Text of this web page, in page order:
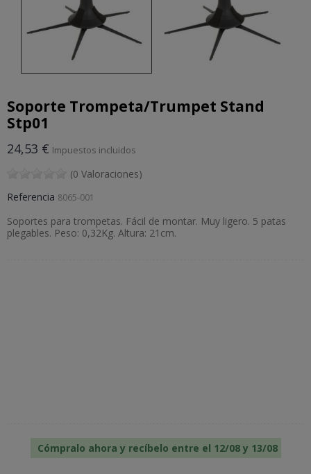
Soporte Trompeta/Trumpet Stand
Stp01
24,53 € Impuestos incluidos
(0 Valoraciones)
Referencia 8065-001
Soportes para trompetas. Fácil de montar. Muy ligero. 5 patas
plegables. Peso: 0,32Kg. Altura: 21cm.
Cómpralo ahora y recíbelo entre el 12/08 y 13/08